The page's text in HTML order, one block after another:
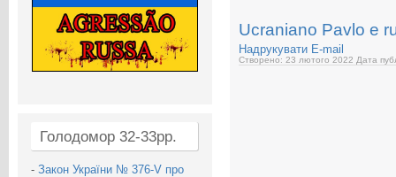
Голодомор 32-33рр.
- Закон України № 376-V про
Ucraniano Pavlo e
Надрукувати E-mail
Створено: 23 лютого 2022 Дата